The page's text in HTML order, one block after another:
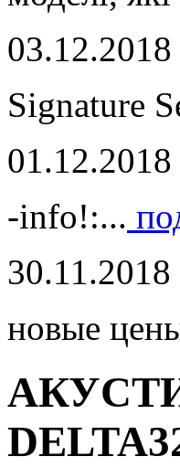
03.12.2018
Signature
01.12.2018
-info!:...
30.11.2018
новые